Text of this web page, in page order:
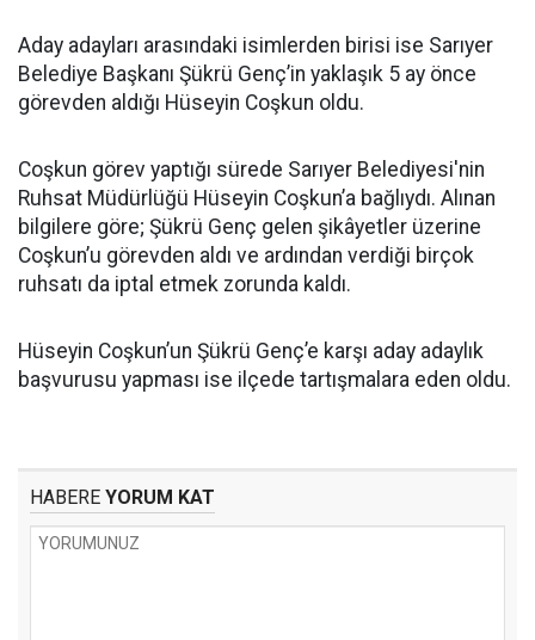
Aday adayları arasındaki isimlerden birisi ise Sarıyer
Belediye Başkanı Şükrü Genç’in yaklaşık 5 ay önce
görevden aldığı Hüseyin Coşkun oldu.
Coşkun görev yaptığı sürede Sarıyer Belediyesi'nin
Ruhsat Müdürlüğü Hüseyin Coşkun’a bağlıydı. Alınan
bilgilere göre; Şükrü Genç gelen şikâyetler üzerine
Coşkun’u görevden aldı ve ardından verdiği birçok
ruhsatı da iptal etmek zorunda kaldı.
Hüseyin Coşkun’un Şükrü Genç’e karşı aday adaylık
başvurusu yapması ise ilçede tartışmalara eden oldu.
HABERE YORUM KAT